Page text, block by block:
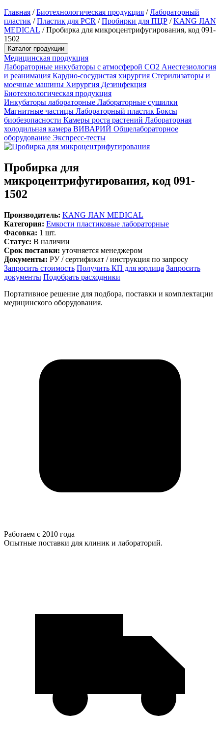
Главная /Биотехнологическая продукция /Лабораторный
пластик /Пластик для PCR /Пробирки для ПЦР /KANG JIAN
MEDICAL /Пробирка для микроцентрифугирования, код 091-
1502
Каталог продукции
Медицинская продукция
Лабораторные инкубаторы с атмосферой CO2 Анестезиология
и реанимация Кардио-сосудистая хирургия Стерилизаторы и
моечные машины Хирургия Дезинфекция
Биотехнологическая продукция
Инкубаторы лабораторные Лабораторные сушилки
Магнитные частицы Лабораторный пластик Боксы
биобезопасности Камеры роста растений Лабораторная
холодильная камера ВИВАРИЙ Общелабораторное
оборудование Экспресс-тесты
Пробирка для
микроцентрифугирования, код 091-
1502
Производитель: KANG JIAN MEDICAL
Категория: Емкости пластиковые лабораторные
Фасовка: 1 шт.
Статус: В наличии
Срок поставки: уточняется менеджером
Документы: РУ / сертификат / инструкция по запросу
Запросить стоимость Получить КП для юрлица Запросить
документы Подобрать расходники
Портативное решение для подбора, поставки и комплектации
медицинского оборудования.
Работаем с 2010 года
Опытные поставки для клиник и лабораторий.